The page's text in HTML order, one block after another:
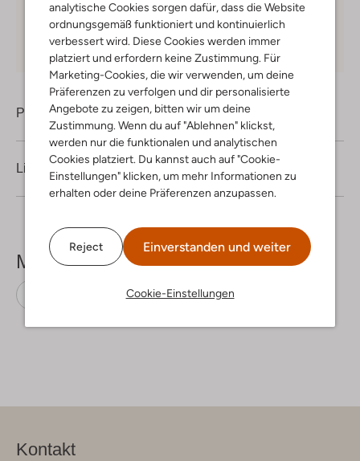
analytische Cookies sorgen dafür, dass die Website
ordnungsgemäß funktioniert und kontinuierlich
verbessert wird. Diese Cookies werden immer
platziert und erfordern keine Zustimmung. Für
Marketing-Cookies, die wir verwenden, um deine
Präferenzen zu verfolgen und dir personalisierte
Angebote zu zeigen, bitten wir um deine
Zustimmung. Wenn du auf "Ablehnen" klickst,
werden nur die funktionalen und analytischen
Cookies platziert. Du kannst auch auf "Cookie-
Einstellungen" klicken, um mehr Informationen zu
erhalten oder deine Präferenzen anzupassen.
Reject Einverstanden und weiter
Cookie-Einstellungen
Kauf auf Rechnung 30 TagenRückgaberecht
Produktinformation
Lieferung & Rückgabe
Mehr sehen
Viskose
Kontakt